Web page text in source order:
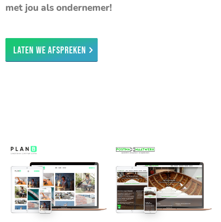
met jou als ondernemer!
Laten we afspreken